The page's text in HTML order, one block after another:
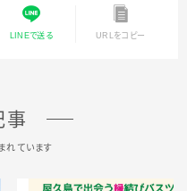
LINEで送る URLをコピー
事
れています